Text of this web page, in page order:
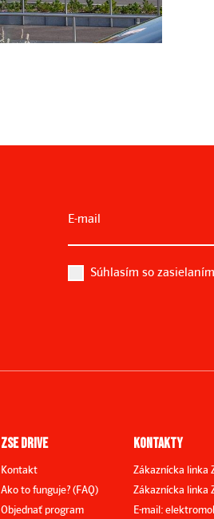
E-mail
Súhlasím so
ZSE DRIVE
Kontakt
Ako to funguje? (FAQ)
Objednať program
KONTAKTY
Zákaznícka linka
Zákaznícka linka
E-mail: